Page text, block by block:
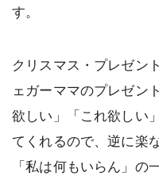
す。
クリスマス・プレゼン
ェガーママのプレゼン
欲しい」「これ欲しい
てくれるので、逆に楽
「私は何もいらん」